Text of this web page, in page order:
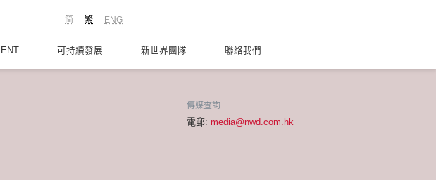
ENG
繁
简
可持續發展 新世界團隊 聯絡我們
傳媒查詢
電郵: media@nwd.com.hk